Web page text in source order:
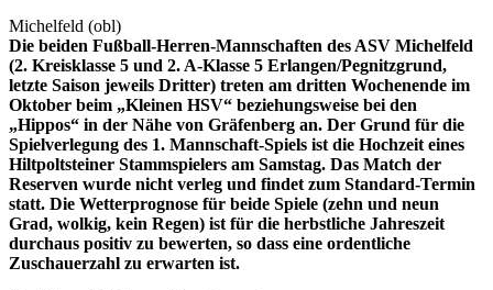
Michelfeld (obl)
Die beiden Fußball-Herren-Mannschaften des ASV Michelfeld
(2. Kreisklasse 5 und 2. A-Klasse 5 Erlangen/Pegnitzgrund,
letzte Saison jeweils Dritter) treten am dritten Wochenende im
Oktober beim „Kleinen HSV“ beziehungsweise bei den
„Hippos“ in der Nähe von Gräfenberg an. Der Grund für die
Spielverlegung des 1. Mannschaft-Spiels ist die Hochzeit eines
Hiltpoltsteiner Stammspielers am Samstag. Das Match der
Reserven wurde nicht verleg und findet zum Standard-Termin
statt. Die Wetterprognose für beide Spiele (zehn und neun
Grad, wolkig, kein Regen) ist für die herbstliche Jahreszeit
durchaus positiv zu bewerten, so dass eine ordentliche
Zuschauerzahl zu erwarten ist.